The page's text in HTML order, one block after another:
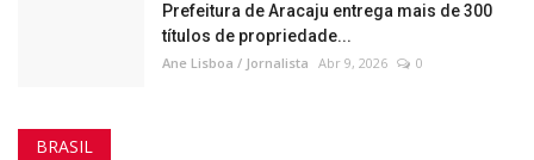
Prefeitura de Aracaju entrega mais de 300
títulos de propriedade...
Ane Lisboa / Jornalista Abr 9, 2026 0
BRASIL